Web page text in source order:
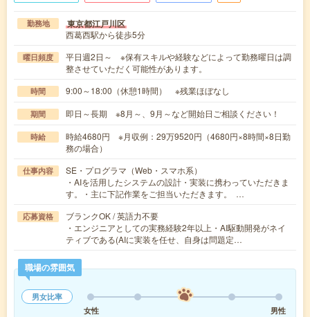
勤務地 東京都江戸川区
西葛西駅から徒歩5分
曜日頻度
平日週2日～ ※保有スキルや経験などによって勤務曜日は調
整させていただく可能性があります。
時間 9:00～18:00（休憩1時間） ※残業ほぼなし
期間 即日～長期 ※8月～、9月～など開始日ご相談ください！
時給
時給4680円 ※月収例：29万9520円（4680円×8時間×8日勤
務の場合）
仕事内容
SE・プログラマ（Web・スマホ系）
・AIを活用したシステムの設計・実装に携わっていただきま
す。・主に下記作業をご担当いただきます。 …
応募資格
ブランクOK / 英語力不要
・エンジニアとしての実務経験2年以上・AI駆動開発がネイ
ティブである(AIに実装を任せ、自身は問題定…
職場の雰囲気
男女比率
女性
男性